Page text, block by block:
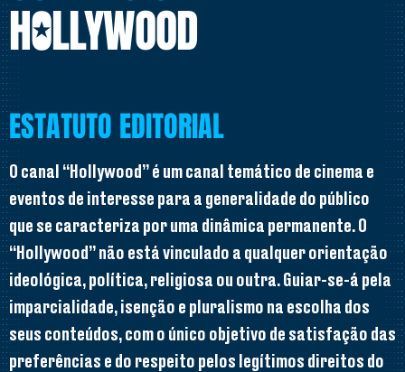
HØLLYWOOD
ESTATUTO EDITORIAL
O canal “Hollywood” é um canal temático de cinema e
eventos de interesse para a generalidade do público
que se caracteriza por uma dinâmica permanente. O
“Hollywood” não está vinculado a qualquer orientação
ideológica, política, religiosa ou outra. Guiar-se-á pela
imparcialidade, isenção e pluralismo na escolha dos
seus conteúdos, com o único objetivo de satisfação das
preferências e do respeito pelos legítimos direitos do